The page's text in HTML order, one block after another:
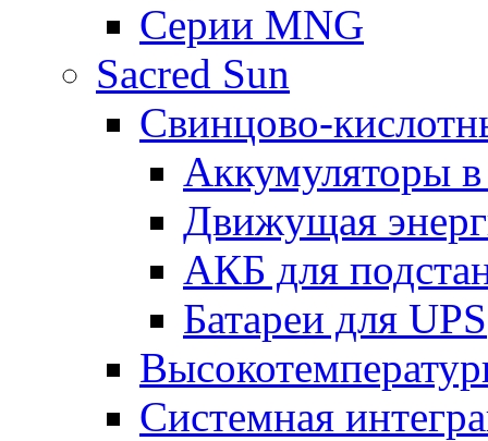
Серии MNG
Sacred Sun
Свинцово-
Аккумуляторы
Движущая
АКБ для
Батареи для UPS
Системная